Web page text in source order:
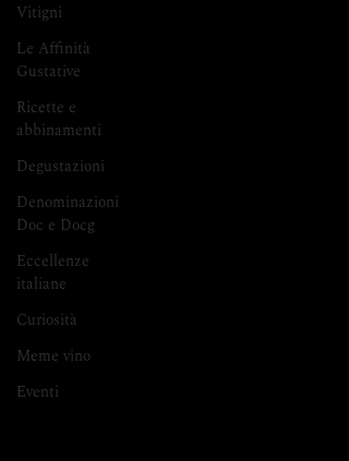
Vitigni
Le Affinità
Gustative
Ricette e
abbinamenti
Degustazioni
Denominazioni
Doc e Docg
Eccellenze
italiane
Curiosità
Meme vino
Eventi